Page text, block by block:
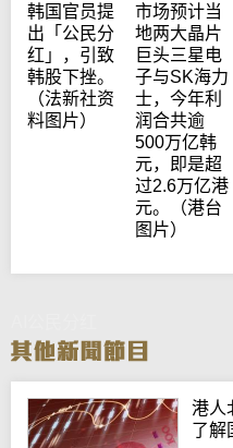
韩国官员提
出「公民分
红」，引致
韩股下挫。
（法新社资
料图片）
市场预计当
地两大晶片
巨头三星电
子与SK海力
士，今年利
润合共逾
500万亿韩
元，即是超
过2.6万亿港
元。（港台
图片）
港人
了解